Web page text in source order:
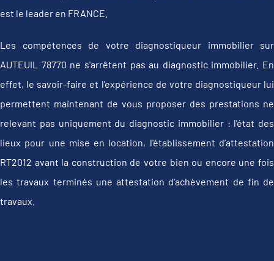
est le leader en FRANCE.
Les compétences de votre diagnostiqueur immobilier sur
AUTEUIL 78770 ne s'arrêtent pas au diagnostic immobilier. En
effet, le savoir-faire et l'expérience de votre diagnostiqueur lui
permettent maintenant de vous proposer des prestations ne
relevant pas uniquement du diagnostic immobilier : l'état des
lieux pour une mise en location, l'établissement d’attestation
RT2012 avant la construction de votre bien ou encore une fois
les travaux terminés une attestation d'achèvement de fin de
travaux.